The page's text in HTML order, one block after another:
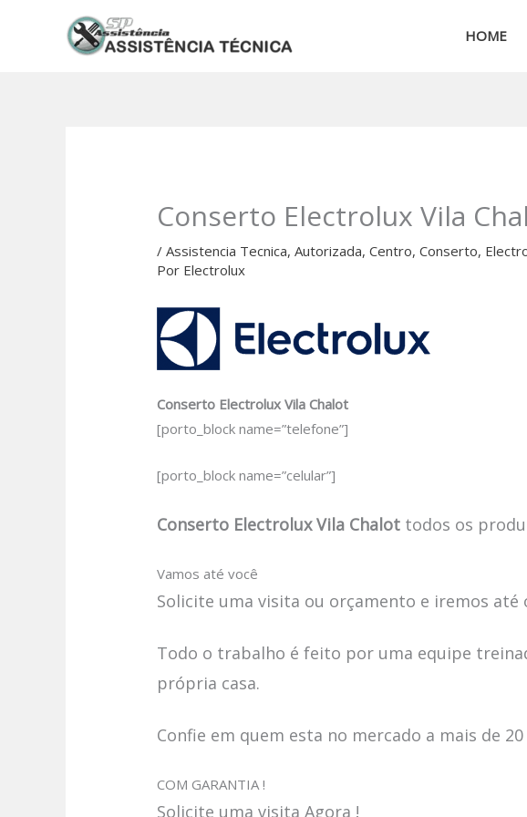
HOME
Conserto Electrolux Vila
/Assistencia Tecnica,Autorizada,Centro,Conserto,
Por Electrolux
Conserto Electrolux Vila Chalot
[porto_block name=”telefone”]
[porto_block name=”celular”]
Conserto Electrolux Vila Chalot todos os
Vamos até você
Solicite uma visita ou orçamento e iremos até
Todo o trabalho é feito por uma equipe
própria casa.
Confie em quem esta no mercado a mais de
COM GARANTIA !
Solicite uma visita Agora !